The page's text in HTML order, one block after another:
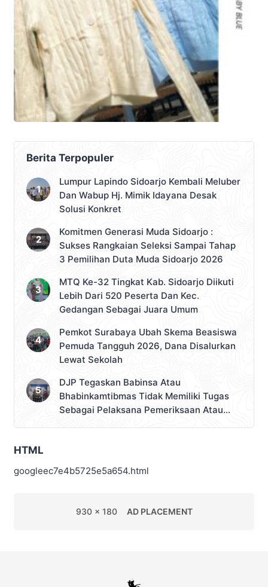
Berita Terpopuler
Lumpur Lapindo Sidoarjo Kembali Meluber
Dan Wabup Hj. Mimik Idayana Desak
Solusi Konkret
Komitmen Generasi Muda Sidoarjo :
Sukses Rangkaian Seleksi Sampai Tahap
3 Pemilihan Duta Muda Sidoarjo 2026
MTQ Ke-32 Tingkat Kab. Sidoarjo Diikuti
Lebih Dari 520 Peserta Dan Kec.
Gedangan Sebagai Juara Umum
Pemkot Surabaya Ubah Skema Beasiswa
Pemuda Tangguh 2026, Dana Disalurkan
Lewat Sekolah
DJP Tegaskan Babinsa Atau
Bhabinkamtibmas Tidak Memiliki Tugas
Sebagai Pelaksana Pemeriksaan Atau
HTML
googleec7e4b5725e5a654.html
930 x 180 AD PLACEMENT